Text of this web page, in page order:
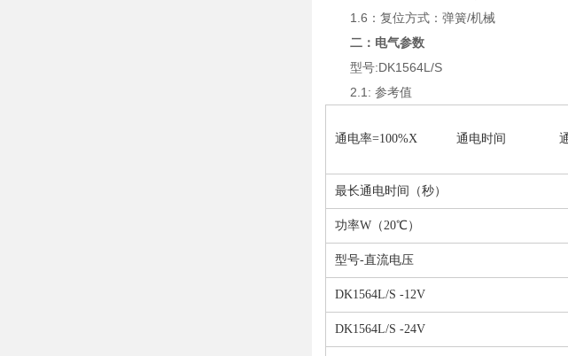
1.6：复位方式：弹簧/机械
二：电气参数
型号:DK1564L/S
2.1: 参考值
通电率=100%X 通电时间 通电
最长通电时间（秒）
功率W（20℃）
型号-直流电压
DK1564L/S -12V
DK1564L/S -24V